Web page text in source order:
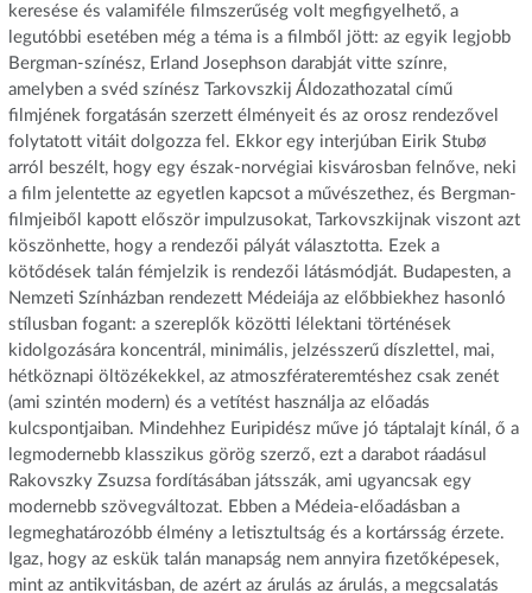
keresése és valamiféle filmszerűség volt megfigyelhető, a
legutóbbi esetében még a téma is a filmből jött: az egyik legjobb
Bergman-színész, Erland Josephson darabját vitte színre,
amelyben a svéd színész Tarkovszkij Áldozathozatal című
filmjének forgatásán szerzett élményeit és az orosz rendezővel
folytatott vitáit dolgozza fel. Ekkor egy interjúban Eirik Stubø
arról beszélt, hogy egy észak-norvégiai kisvárosban felnőve, neki
a film jelentette az egyetlen kapcsot a művészethez, és Bergman-
filmjeiből kapott először impulzusokat, Tarkovszkijnak viszont azt
köszönhette, hogy a rendezői pályát választotta. Ezek a
kötődések talán fémjelzik is rendezői látásmódját. Budapesten, a
Nemzeti Színházban rendezett Médeiája az előbbiekhez hasonló
stílusban fogant: a szereplők közötti lélektani történések
kidolgozására koncentrál, minimális, jelzésszerű díszlettel, mai,
hétköznapi öltözékekkel, az atmoszférateremtéshez csak zenét
(ami szintén modern) és a vetítést használja az előadás
kulcspontjaiban. Mindehhez Euripidész műve jó táptalajt kínál, ő a
legmodernebb klasszikus görög szerző, ezt a darabot ráadásul
Rakovszky Zsuzsa fordításában játsszák, ami ugyancsak egy
modernebb szövegváltozat. Ebben a Médeia-előadásban a
legmeghatározóbb élmény a letisztultság és a kortársság érzete.
Igaz, hogy az eskük talán manapság nem annyira fizetőképesek,
mint az antikvitásban, de azért az árulás az árulás, a megcsalatás